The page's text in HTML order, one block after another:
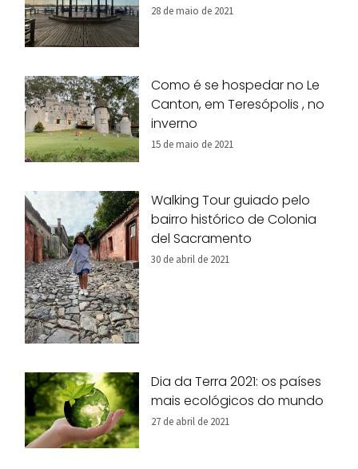
28 de maio de 2021
Como é se hospedar no Le
Canton, em Teresópolis , no
inverno
15 de maio de 2021
Walking Tour guiado pelo
bairro histórico de Colonia
del Sacramento
30 de abril de 2021
Dia da Terra 2021: os países
mais ecológicos do mundo
27 de abril de 2021